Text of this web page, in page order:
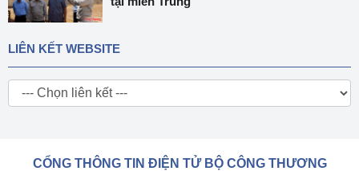
LIÊN KẾT WEBSITE
CỔNG THÔNG TIN ĐIỆN TỬ BỘ CÔNG THƯƠNG